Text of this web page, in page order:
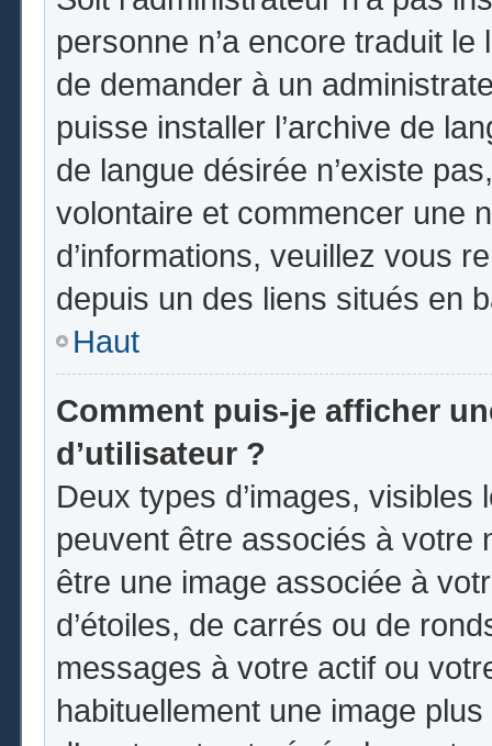
personne n’a encore traduit
de demander à un
puisse installer l’archive de
de langue désirée n’existe
volontaire et commencer une
d’informations, veuillez vous
depuis un des liens situés en
Haut
Comment puis-je afficher
d’utilisateur ?
Deux types d’images,
peuvent être associés à votre
être une image associée à
d’étoiles, de carrés ou de
messages à votre actif ou
habituellement une image